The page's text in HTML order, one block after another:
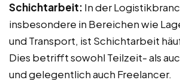
Schichtarbeit: In der
insbesondere in Bereichen wie
und Transport, ist Schichtarbeit
Dies betrifft sowohl Teilzeit- als
und gelegentlich auch Freelancer.